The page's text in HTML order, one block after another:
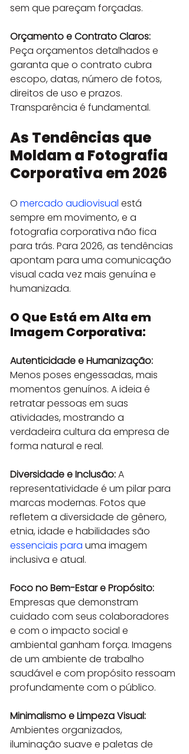
sem que pareçam forçadas.
Orçamento e Contrato Claros:
Peça orçamentos detalhados e
garanta que o contrato cubra
escopo, datas, número de fotos,
direitos de uso e prazos.
Transparência é fundamental.
As Tendências que
Moldam a Fotografia
Corporativa em 2026
O mercado audiovisual está
sempre em movimento, e a
fotografia corporativa não fica
para trás. Para 2026, as tendências
apontam para uma comunicação
visual cada vez mais genuína e
humanizada.
O Que Está em Alta em
Imagem Corporativa:
Autenticidade e Humanização:
Menos poses engessadas, mais
momentos genuínos. A ideia é
retratar pessoas em suas
atividades, mostrando a
verdadeira cultura da empresa de
forma natural e real.
Diversidade e Inclusão: A
representatividade é um pilar para
marcas modernas. Fotos que
refletem a diversidade de gênero,
etnia, idade e habilidades são
essenciais para uma imagem
inclusiva e atual.
Foco no Bem-Estar e Propósito:
Empresas que demonstram
cuidado com seus colaboradores
e com o impacto social e
ambiental ganham força. Imagens
de um ambiente de trabalho
saudável e com propósito ressoam
profundamente com o público.
Minimalismo e Limpeza Visual:
Ambientes organizados,
iluminação suave e paletas de